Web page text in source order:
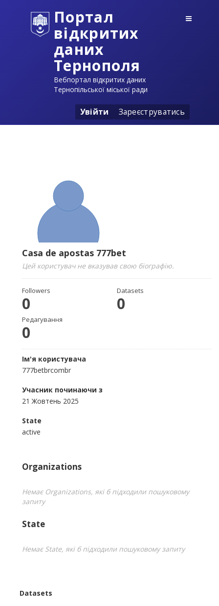
Портал
відкритих
даних
Тернополя
Вебпортал відкритих даних
Тернопільської міської ради
Увійти Зареєструватись
Casa de apostas 777bet
Цей користувач не вказував свою біографію.
Followers
0
Datasets
0
Редагування
0
Ім'я користувача
777betbrcombr
Учасник починаючи з
21 Жовтень 2025
State
active
Organizations
Немає Organizations, які б підходили пошуковому
запиту
State
Немає State, які б підходили пошуковому запиту
Datasets